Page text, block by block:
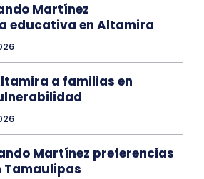
Martínez
educativa en Altamira
a familias en
Martínez preferencias
Tamaulipas